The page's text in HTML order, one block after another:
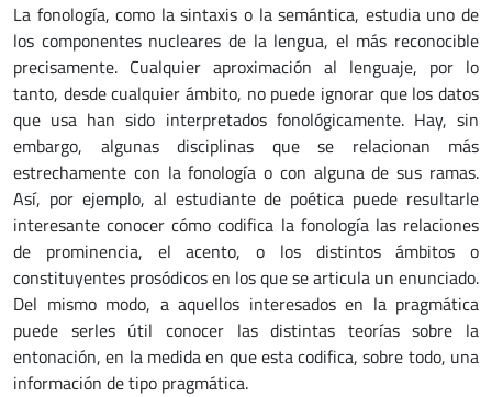
La fonología, como la sintaxis o la semántica, estudia uno de
los componentes nucleares de la lengua, el más reconocible
precisamente. Cualquier aproximación al lenguaje, por lo
tanto, desde cualquier ámbito, no puede ignorar que los datos
que usa han sido interpretados fonológicamente. Hay, sin
embargo, algunas disciplinas que se relacionan más
estrechamente con la fonología o con alguna de sus ramas.
Así, por ejemplo, al estudiante de poética puede resultarle
interesante conocer cómo codifica la fonología las relaciones
de prominencia, el acento, o los distintos ámbitos o
constituyentes prosódicos en los que se articula un enunciado.
Del mismo modo, a aquellos interesados en la pragmática
puede serles útil conocer las distintas teorías sobre la
entonación, en la medida en que esta codifica, sobre todo, una
información de tipo pragmática.